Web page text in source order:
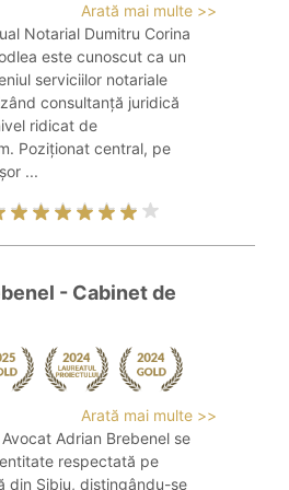
Arată mai multe >>
Notarial Dumitru Corina
este cunoscut ca un
serviciilor notariale
consultanță juridică
ridicat de
Poziționat central, pe
...
- Cabinet de
Arată mai multe >>
Adrian Brebenel se
respectată pe
din Sibiu, distingându-se